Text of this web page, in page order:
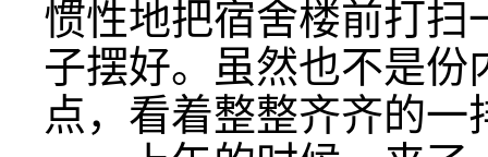
惯性地把宿舍楼前打扫
子摆好。虽然也不是
点，看着整整齐齐的